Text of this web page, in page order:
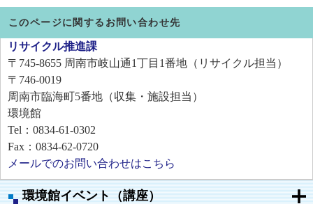
環境館イベント（講座）
このページに関するお問い合わせ先
リサイクル推進課
〒745-8655 周南市岐山通1丁目1番地（リサイクル担当）
〒746-0019
周南市臨海町5番地（収集・施設担当）
環境館
Tel：0834-61-0302
Fax：0834-62-0720
メールでのお問い合わせはこちら